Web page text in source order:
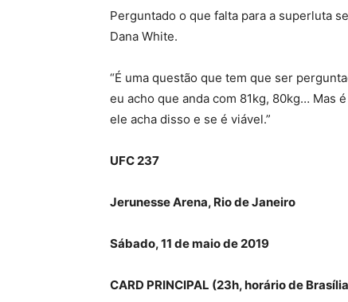
Perguntado o que falta para a superluta
Dana White.
“É uma questão que tem que ser
eu acho que anda com 81kg, 80kg… Mas
ele acha disso e se é viável.”
UFC 237
Jerunesse Arena, Rio de Janeiro
Sábado, 11 de maio de 2019
CARD PRINCIPAL (23h, horário de